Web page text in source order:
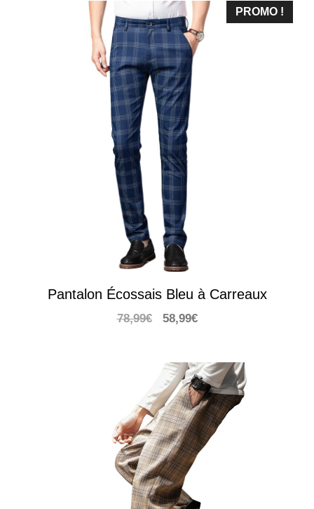
était :
63,99€.
est :
43,99€.
PROMO !
Pantalon Écossais Bleu à Carreaux
78,99€
Le
était :
78,99€.
58,99€Le
est :
58,99€.